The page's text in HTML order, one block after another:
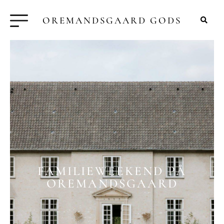
OREMANDSGAARD GODS
FAMILIEWEEKEND PÅ
OREMANDSGAARD